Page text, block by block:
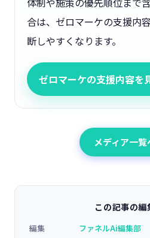
合は、ゼロマーケの支援内
断しやすくなります。
ゼロマーケの支援内容を
メディア一覧
この記事の編
編集
ファネルAi編集部